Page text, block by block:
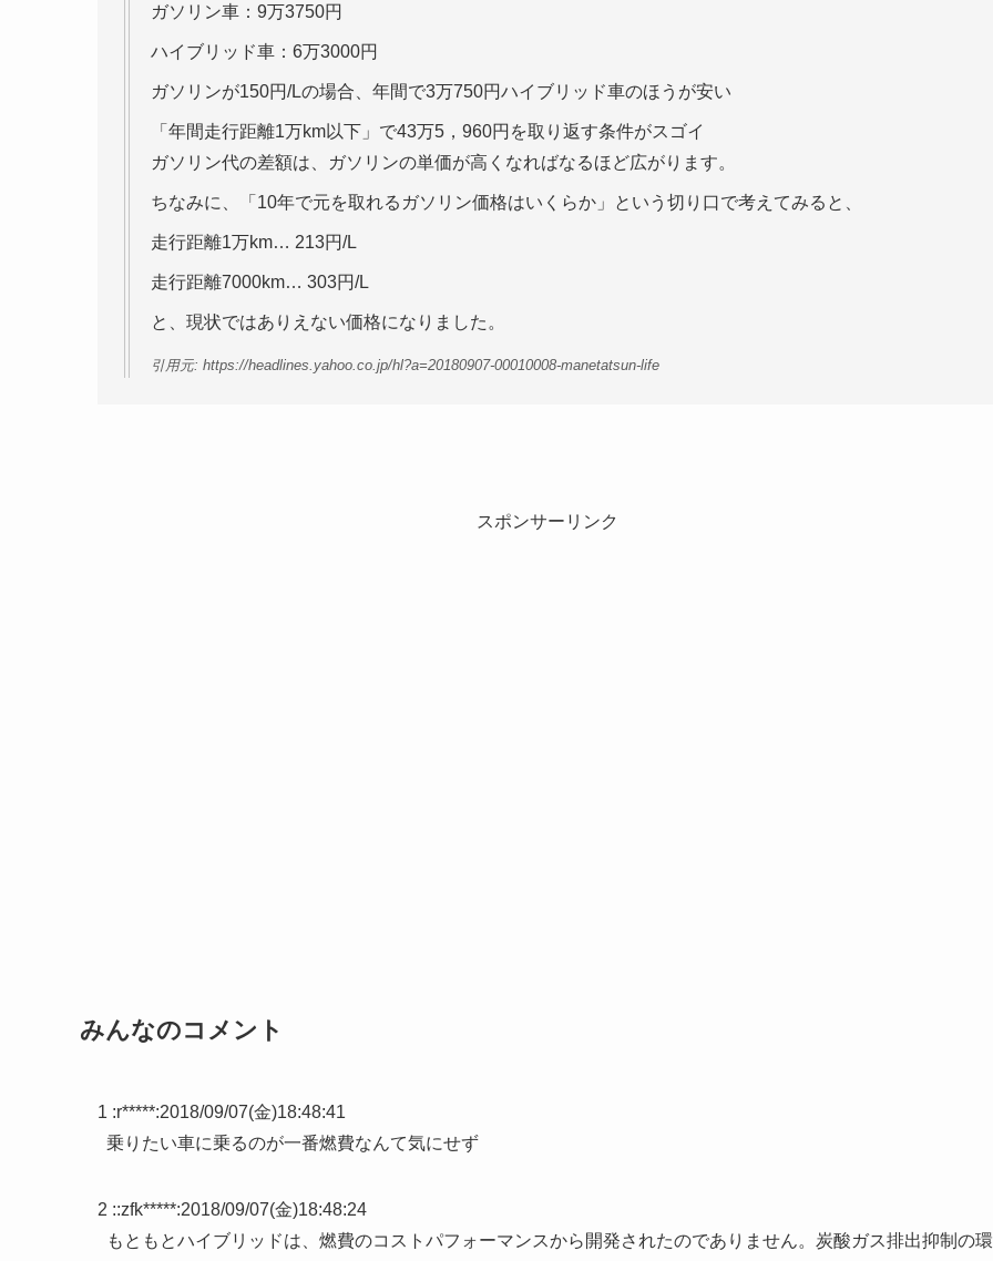
ガソリン車：9万3750円
ハイブリッド車：6万3000円
ガソリンが150円/Lの場合、年間で3万750円ハイブリッド車のほうが安い
「年間走行距離1万km以下」で43万5，960円を取り返す条件がスゴイ
ガソリン代の差額は、ガソリンの単価が高くなればなるほど広がります。
ちなみに、「10年で元を取れるガソリン価格はいくらか」という切り口で考えてみると、
走行距離1万km… 213円/L
走行距離7000km… 303円/L
と、現状ではありえない価格になりました。
引用元: https://headlines.yahoo.co.jp/hl?a=20180907-00010008-manetatsun-life
スポンサーリンク
みんなのコメント
1 :r*****:2018/09/07(金)18:48:41
乗りたい車に乗るのが一番燃費なんて気にせず
2 ::zfk*****:2018/09/07(金)18:48:24
もともとハイブリッドは、燃費のコストパフォーマンスから開発されたのでありません。炭酸ガス排出抑制の環